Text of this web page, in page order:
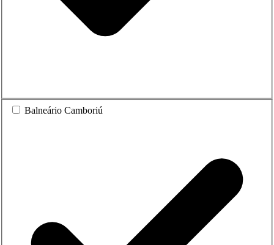
Balneário Camboriú